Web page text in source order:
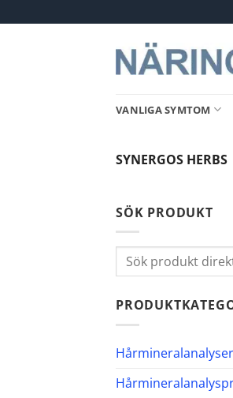
to
VANLIGA SYMTOM
SYNERGOS HERBS
SÖK PRODUKT
Sök
efter:
Hårmineralanalyser